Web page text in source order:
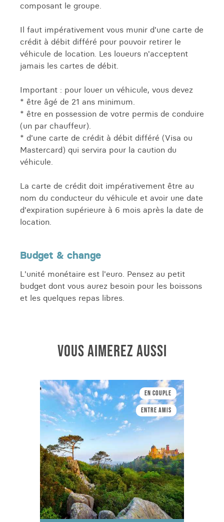
composant le groupe.
Il faut impérativement vous munir d'une carte de
crédit à débit différé pour pouvoir retirer le
véhicule de location. Les loueurs n'acceptent
jamais les cartes de débit.
Important : pour louer un véhicule, vous devez
* être âgé de 21 ans minimum.
* être en possession de votre permis de conduire
(un par chauffeur).
* d'une carte de crédit à débit différé (Visa ou
Mastercard) qui servira pour la caution du
véhicule.
La carte de crédit doit impérativement être au
nom du conducteur du véhicule et avoir une date
d'expiration supérieure à 6 mois après la date de
location.
Budget & change
L'unité monétaire est l'euro. Pensez au petit
budget dont vous aurez besoin pour les boissons
et les quelques repas libres.
VOUS AIMEREZ AUSSI
En couple
Entre amis